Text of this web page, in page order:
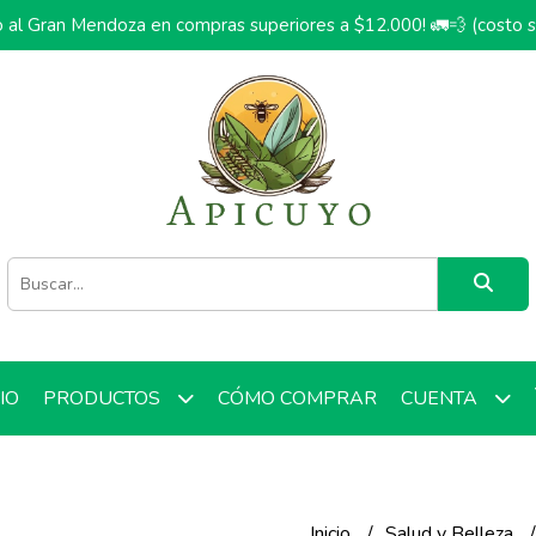
al Gran Mendoza en compras superiores a $12.000! 🚛💨 (costo
PRODUCTOS CÓMO COMPRAR CUENTA